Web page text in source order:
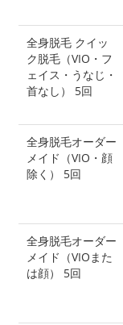
全身脱毛 クイッ
ク脱毛（VIO・フ
ェイス・うなじ・
首なし） 5回
全身脱毛オーダー
メイド（VIO・顔
除く） 5回
全身脱毛オーダー
メイド（VIOまた
は顔） 5回